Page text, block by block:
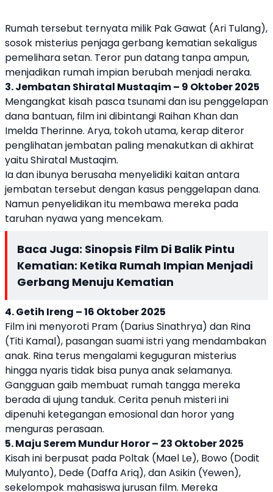
Rumah tersebut ternyata milik Pak Gawat (Ari Tulang),
sosok misterius penjaga gerbang kematian sekaligus
pemelihara setan. Teror pun datang tanpa ampun,
menjadikan rumah impian berubah menjadi neraka.
3. Jembatan Shiratal Mustaqim – 9 Oktober 2025
Mengangkat kisah pasca tsunami dan isu penggelapan
dana bantuan, film ini dibintangi Raihan Khan dan
Imelda Therinne. Arya, tokoh utama, kerap diteror
penglihatan jembatan paling menakutkan di akhirat
yaitu Shiratal Mustaqim.
Ia dan ibunya berusaha menyelidiki kaitan antara
jembatan tersebut dengan kasus penggelapan dana.
Namun penyelidikan itu membawa mereka pada
taruhan nyawa yang mencekam.
Baca Juga: Sinopsis Film Di Balik Pintu
Kematian: Ketika Rumah Impian Menjadi
Gerbang Menuju Kematian
4. Getih Ireng – 16 Oktober 2025
Film ini menyoroti Pram (Darius Sinathrya) dan Rina
(Titi Kamal), pasangan suami istri yang mendambakan
anak. Rina terus mengalami keguguran misterius
hingga nyaris tidak bisa punya anak selamanya.
Gangguan gaib membuat rumah tangga mereka
berada di ujung tanduk. Cerita penuh misteri ini
dipenuhi ketegangan emosional dan horor yang
menguras perasaan.
5. Maju Serem Mundur Horor – 23 Oktober 2025
Kisah ini berpusat pada Poltak (Mael Le), Bowo (Dodit
Mulyanto), Dede (Daffa Ariq), dan Asikin (Yewen),
sekelompok mahasiswa jurusan film. Mereka